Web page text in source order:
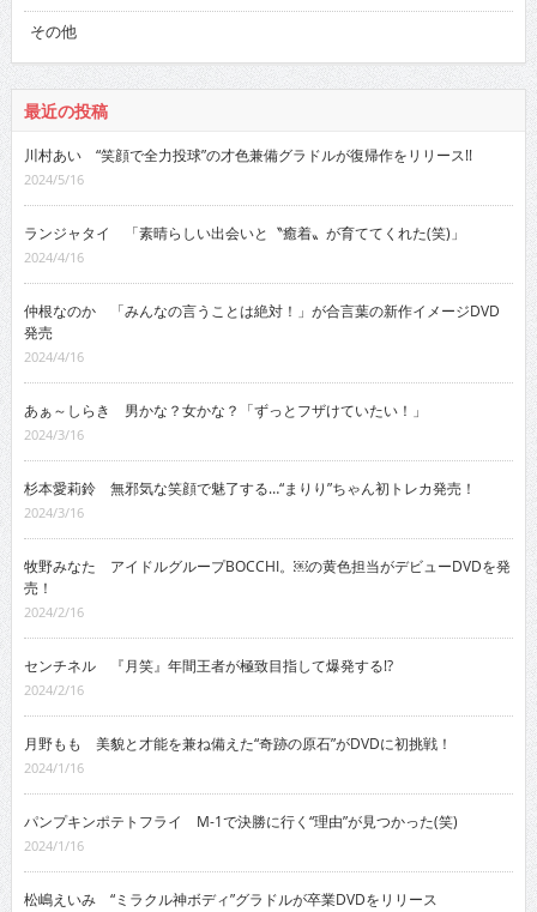
その他
最近の投稿
川村あい “笑顔で全力投球”の才色兼備グラドルが復帰作をリリース!!
2024/5/16
ランジャタイ 「素晴らしい出会いと〝癒着〟が育ててくれた(笑)」
2024/4/16
仲根なのか 「みんなの言うことは絶対！」が合言葉の新作イメージDVD
発売
2024/4/16
あぁ～しらき 男かな？女かな？「ずっとフザけていたい！」
2024/3/16
杉本愛莉鈴 無邪気な笑顔で魅了する…“まりり”ちゃん初トレカ発売！
2024/3/16
牧野みなた アイドルグループBOCCHI。￼の黄色担当がデビューDVDを発
売！
2024/2/16
センチネル 『月笑』年間王者が極致目指して爆発する!?
2024/2/16
月野もも 美貌と才能を兼ね備えた“奇跡の原石”がDVDに初挑戦！
2024/1/16
パンプキンポテトフライ M-1で決勝に行く“理由”が見つかった(笑)
2024/1/16
松嶋えいみ “ミラクル神ボディ”グラドルが卒業DVDをリリース